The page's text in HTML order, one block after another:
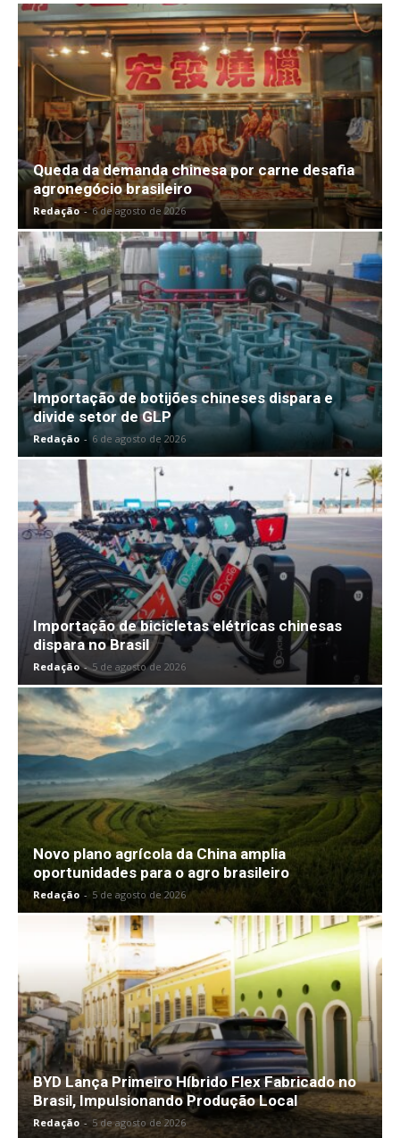
Queda da demanda chinesa por carne desafia
agronegócio brasileiro
Redação - 6 de agosto de 2026
Importação de botijões chineses dispara e
divide setor de GLP
Redação - 6 de agosto de 2026
Importação de bicicletas elétricas chinesas
dispara no Brasil
Redação - 5 de agosto de 2026
Novo plano agrícola da China amplia
oportunidades para o agro brasileiro
Redação - 5 de agosto de 2026
BYD Lança Primeiro Híbrido Flex Fabricado no
Brasil, Impulsionando Produção Local
Redação - 5 de agosto de 2026